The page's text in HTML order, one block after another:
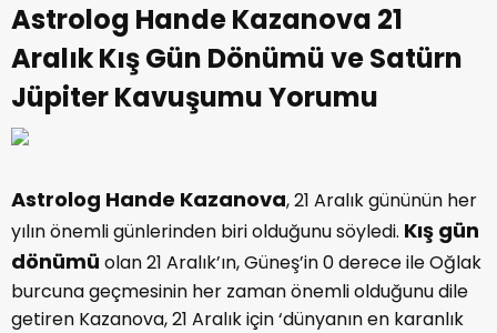
Astrolog Hande Kazanova 21
Aralık Kış Gün Dönümü ve Satürn
Jüpiter Kavuşumu Yorumu
Astrolog Hande Kazanova, 21 Aralık gününün her
yılın önemli günlerinden biri olduğunu söyledi. Kış gün
dönümü olan 21 Aralık’ın, Güneş’in 0 derece ile Oğlak
burcuna geçmesinin her zaman önemli olduğunu dile
getiren Kazanova, 21 Aralık için ‘dünyanın en karanlık